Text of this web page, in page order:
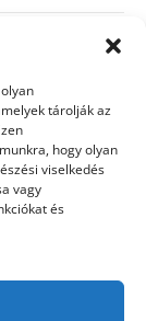
tárolják az
hogy olyan
viselkedés
vagy
és
lassításáról és